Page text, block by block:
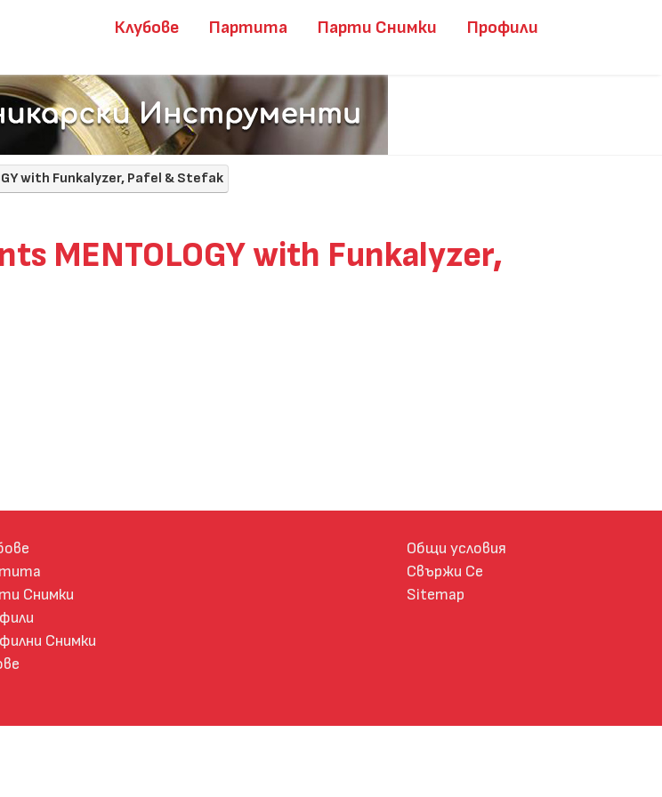
Клубове Партита Парти Снимки Профили
with Funkalyzer, Pafel & Stefak
MENTOLOGY with Funkalyzer,
Снимки
Снимки
Общи условия
Свържи Се
Sitemap